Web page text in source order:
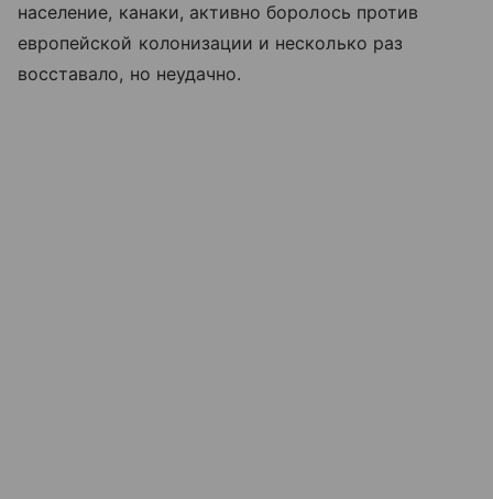
население, канаки, активно боролось против
европейской колонизации и несколько раз
восставало, но неудачно.